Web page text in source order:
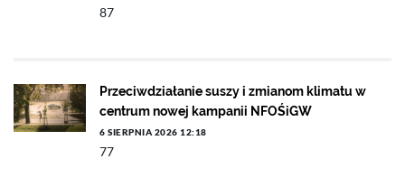
87
Przeciwdziałanie suszy i zmianom klimatu w
centrum nowej kampanii NFOŚiGW
6 SIERPNIA 2026 12:18
77